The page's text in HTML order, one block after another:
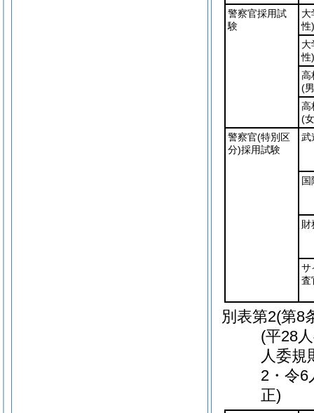
警察官採用試
験
大
性)
大
性)
高
(
高
(
警察官(特別区
分)採用試験
武
国
財
サ
査
別表第2(第8
(平28
人委規
2・令6
正)